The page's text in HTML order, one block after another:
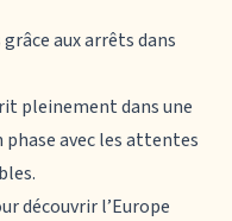
aux arrêts dans
pleinement dans une
avec les attentes
découvrir l’Europe